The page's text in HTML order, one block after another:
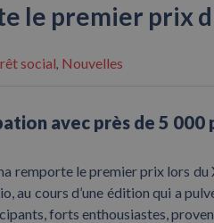
le premier prix
social, Nouvelles
avec près de 5 000
remporte le premier prix lors du
au cours d’une édition qui a
forts enthousiastes,